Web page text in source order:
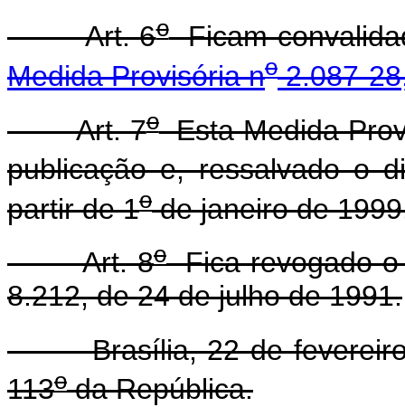
Art. 6oFicam
Medida Provisória no2.087-
Art. 7oEsta Medida
publicação e, ressalvado o
partir de 1ode janeiro de
Art. 8oFica revogado o
8.212, de 24 de julho de 1991.
Brasília, 22 de fevereiro
113oda República.